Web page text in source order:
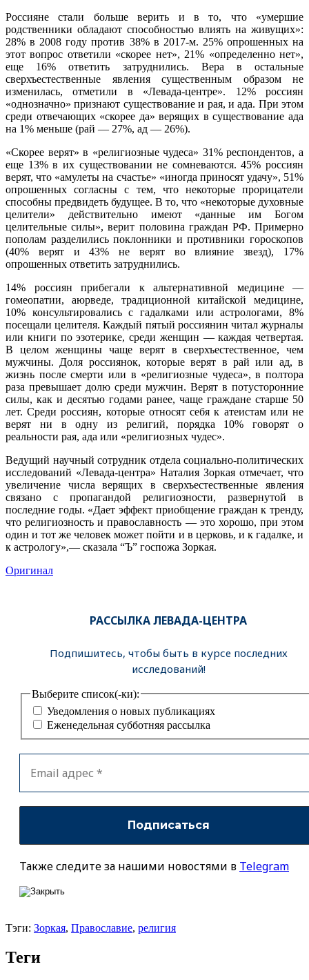
Россияне стали больше верить и в то, что «умершие
родственники обладают способностью влиять на живущих»:
28% в 2008 году против 38% в 2017-м. 25% опрошенных на
этот вопрос ответили «скорее нет», 21% «определенно нет»,
еще 16% ответить затруднились. Вера в остальные
сверхъестественные явления существенным образом не
изменилась, отметили в «Левада-центре». 12% россиян
«однозначно» признают существование и рая, и ада. При этом
среди отвечающих «скорее да» верящих в существование ада
на 1% меньше (рай — 27%, ад — 26%).
«Скорее верят» в «религиозные чудеса» 31% респондентов, а
еще 13% в их существовании не сомневаются. 45% россиян
верят, что «амулеты на счастье» «иногда приносят удачу», 51%
опрошенных согласны с тем, что некоторые прорицатели
способны предвидеть будущее. В то, что «некоторые духовные
целители» действительно имеют «данные им Богом
целительные силы», верит половина граждан РФ. Примерно
пополам разделились поклонники и противники гороскопов
(40% верят и 43% не верят во влияние звезд), 17%
опрошенных ответить затруднились.
14% россиян прибегали к альтернативной медицине —
гомеопатии, аюрведе, традиционной китайской медицине,
10% консультировались с гадалками или астрологами, 8%
посещали целителя. Каждый пятый россиянин читал журналы
или книги по эзотерике, среди женщин — каждая четвертая.
В целом женщины чаще верят в сверхъестественное, чем
мужчины. Доля россиянок, которые верят в рай или ад, в
жизнь после смерти или в «религиозные чудеса», в полтора
раза превышает долю среди мужчин. Верят в потусторонние
силы, как и десятью годами ранее, чаще граждане старше 50
лет. Среди россиян, которые относят себя к атеистам или не
верят ни в одну из религий, порядка 10% говорят о
реальности рая, ада или «религиозных чудес».
Ведущий научный сотрудник отдела социально-политических
исследований «Левада-центра» Наталия Зоркая отмечает, что
увеличение числа верящих в сверхъестественные явления
связано с пропагандой религиозности, развернутой в
последние годы. «Дает эффект приобщение граждан к тренду,
что религиозность и православность — это хорошо, при этом
один и тот же человек может пойти и в церковь, и к гадалке, и
к астрологу»,— сказала “Ъ” госпожа Зоркая.
Оригинал
РАССЫЛКА ЛЕВАДА-ЦЕНТРА
Подпишитесь, чтобы быть в курсе последних
исследований!
Выберите список(-ки):
Уведомления о новых публикациях
Еженедельная субботняя рассылка
Также следите за нашими новостями в Telegram
Тэги: Зоркая, Православие, религия
Теги